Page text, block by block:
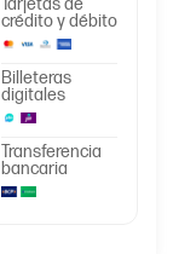
SV134A /
MLT-R116
Tarjetas de
crédito y débito
Billeteras
digitales
Transferencia
bancaria